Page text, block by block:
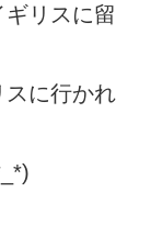
ギリスに留
スに行かれ